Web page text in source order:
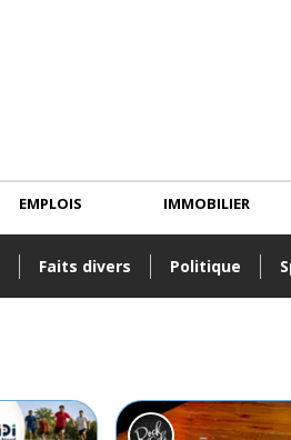
Faits divers Politique
EMPLOIS IMMOBILIER